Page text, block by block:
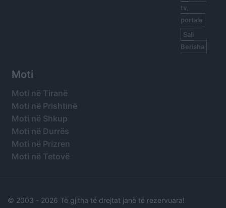
tv,
portale
Sali
Berisha
Moti
Moti në Tiranë
Moti në Prishtinë
Moti në Shkup
Moti në Durrës
Moti në Prizren
Moti në Tetovë
© 2003 - 2026 Të gjitha të drejtat janë të rezervuara!